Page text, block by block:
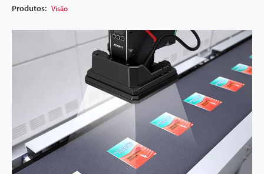
Produtos: Visão